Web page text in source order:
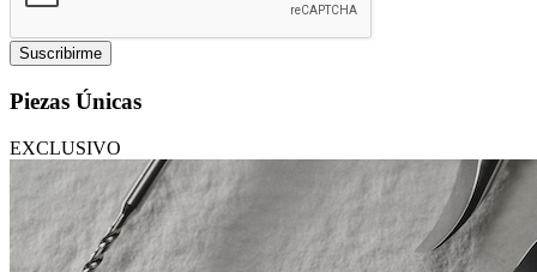
Suscribirme
Piezas Únicas
EXCLUSIVO